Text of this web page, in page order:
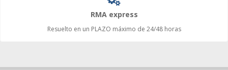
RMA express
Resuelto en un PLAZO máximo de 24/48 horas